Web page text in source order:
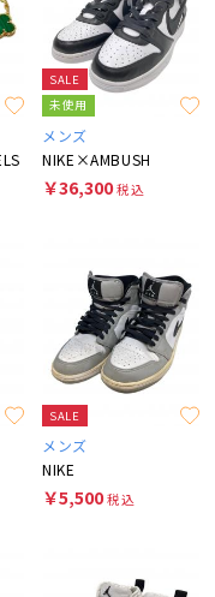
SALE
未使用
メンズ
NIKE×AMBUSH
￥36,300税込
SALE
メンズ
NIKE
￥5,500税込